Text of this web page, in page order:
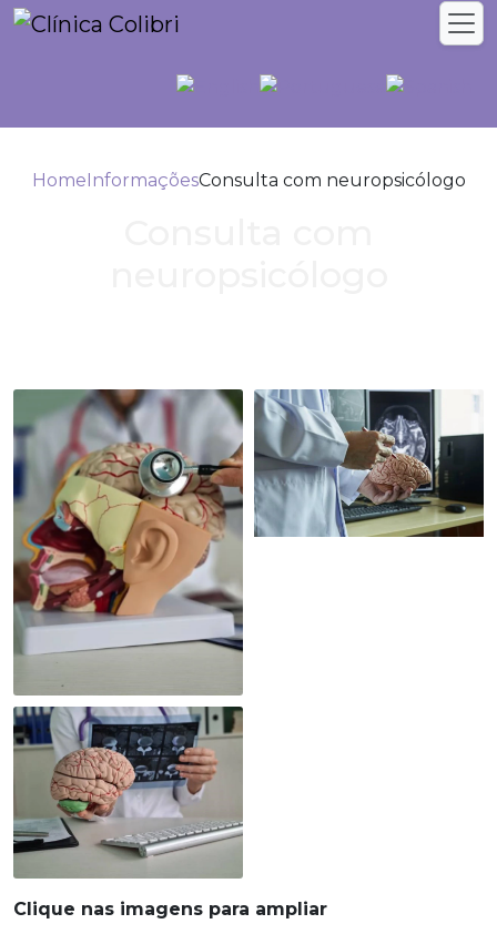
HomeInformaçõesConsulta com neuropsicólogo
Clique nas imagens para ampliar